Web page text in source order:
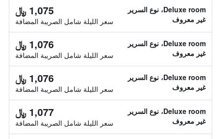
Deluxe room، نوع السرير
غير معروف
1,075 ﷼
سعر الليلة شامل الصريبة المضافة
Deluxe room، نوع السرير
غير معروف
1,076 ﷼
سعر الليلة شامل الصريبة المضافة
Deluxe room، نوع السرير
غير معروف
1,076 ﷼
سعر الليلة شامل الصريبة المضافة
Deluxe room، نوع السرير
غير معروف
1,077 ﷼
سعر الليلة شامل الصريبة المضافة